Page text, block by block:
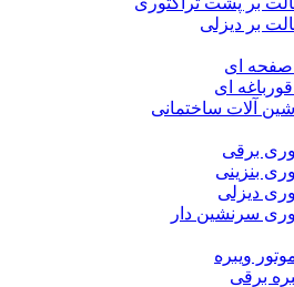
بر دیزلی
صفحه ای
ای
آلات ساختمانی
برقی
بنزینی
دیزلی
سرنشین دار
ویبره
برقی